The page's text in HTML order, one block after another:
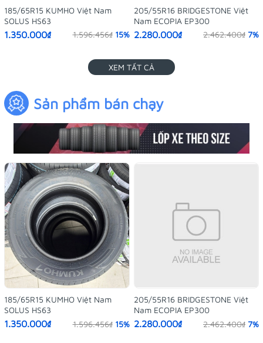
185/65R15 KUMHO Việt Nam
SOLUS HS63
1.350.000₫ 1.596.456₫ 15%
205/55R16 BRIDGESTONE Việt
Nam ECOPIA EP300
2.280.000₫ 2.462.400₫ 7%
XEM TẤT CẢ
Sản phẩm bán chạy
185/65R15 KUMHO Việt Nam
SOLUS HS63
1.350.000₫ 1.596.456₫ 15%
205/55R16 BRIDGESTONE Việt
Nam ECOPIA EP300
2.280.000₫ 2.462.400₫ 7%